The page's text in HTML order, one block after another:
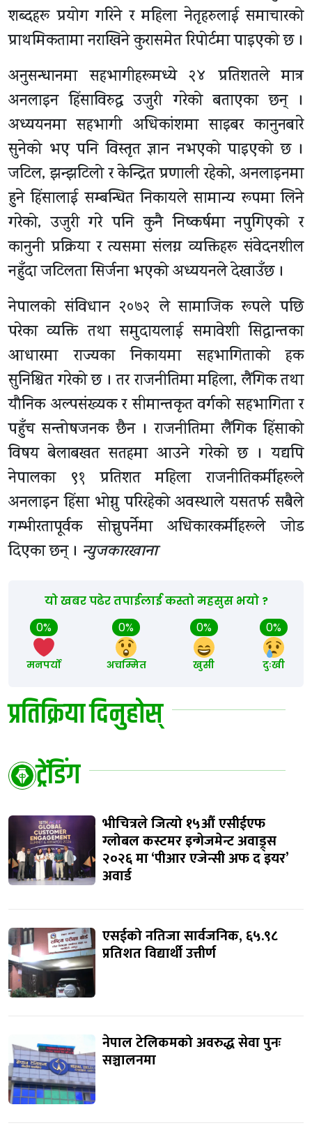
शब्दहरू प्रयोग गरिने र महिला नेतृहरुलाई समाचारको
प्राथमिकतामा नराखिने कुरासमेत रिपोर्टमा पाइएको छ ।
अनुसन्धानमा सहभागीहरूमध्ये २४ प्रतिशतले मात्र
अनलाइन हिंसाविरुद्ध उजुरी गरेको बताएका छन् ।
अध्ययनमा सहभागी अधिकांशमा साइबर कानुनबारे
सुनेको भए पनि विस्तृत ज्ञान नभएको पाइएको छ ।
जटिल, झन्झटिलो र केन्द्रित प्रणाली रहेको, अनलाइनमा
हुने हिंसालाई सम्बन्धित निकायले सामान्य रूपमा लिने
गरेको, उजुरी गरे पनि कुनै निष्कर्षमा नपुगिएको र
कानुनी प्रक्रिया र त्यसमा संलग्न व्यक्तिहरू संवेदनशील
नहुँदा जटिलता सिर्जना भएको अध्ययनले देखाउँछ ।
नेपालको संविधान २०७२ ले सामाजिक रूपले पछि
परेका व्यक्ति तथा समुदायलाई समावेशी सिद्धान्तका
आधारमा राज्यका निकायमा सहभागिताको हक
सुनिश्चित गरेको छ । तर राजनीतिमा महिला, लैंगिक तथा
यौनिक अल्पसंख्यक र सीमान्तकृत वर्गको सहभागिता र
पहुँच सन्तोषजनक छैन । राजनीतिमा लैंगिक हिंसाको
विषय बेलाबखत सतहमा आउने गरेको छ । यद्यपि
नेपालका ९१ प्रतिशत महिला राजनीतिकर्मीहरूले
अनलाइन हिंसा भोग्नु परिरहेको अवस्थाले यसतर्फ सबैले
गम्भीरतापूर्वक सोच्नुपर्नेमा अधिकारकर्मीहरूले जोड
दिएका छन् । न्युजकारखाना
यो खबर पढेर तपाईलाई कस्तो महसुस भयो ?
0%
मनपर्यो
0%
अचम्मित
0%
खुसी
0%
दुःखी
प्रतिक्रिया दिनुहोस्
ट्रेंडिंग
भीचित्रले जित्यो १५औं एसीईएफ
ग्लोबल कस्टमर इन्गेजमेन्ट अवाड्र्स
२०२६ मा ‘पीआर एजेन्सी अफ द इयर’
अवार्ड
एसईको नतिजा सार्वजनिक, ६५.९८
प्रतिशत विद्यार्थी उत्तीर्ण
नेपाल टेलिकमको अवरुद्ध सेवा पुनः
सञ्चालनमा